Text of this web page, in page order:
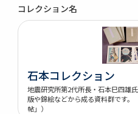
コレクション名
石本コレクション
地震研究所第2代所長・石本巳四雄
版や錦絵などから成る資料群です。
帖」）